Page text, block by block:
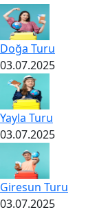
Doğa Turu
03.07.2025
Yayla Turu
03.07.2025
Giresun Turu
03.07.2025